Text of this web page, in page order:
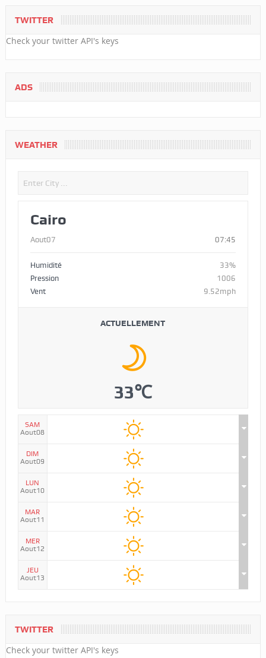
TWITTER
Check your twitter API's keys
ADS
WEATHER
Cairo
Aout07 07:45
Humidité
33%
Pression
1006
Vent
9.52mph
ACTUELLEMENT
33℃
SAM
Aout08
DIM
Aout09
LUN
Aout10
MAR
Aout11
MER
Aout12
JEU
Aout13
TWITTER
Check your twitter API's keys